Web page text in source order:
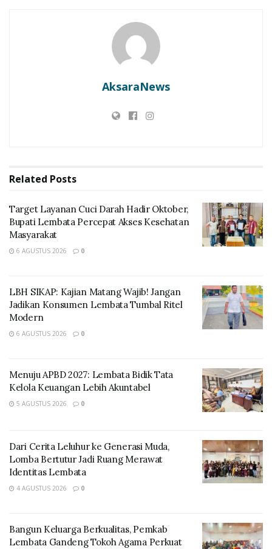
Target Layanan Cuci Darah Hadir Oktober, Bupati
Lembata Percepat Akses Kesehatan Masyarakat
LBH SIKAP: Kajian Matang Wajib! Jangan Jadikan
Konsumen Lembata Tumbal Ritel Modern
CEO PT. Hira Lembata Sejahtera, Alex Tifaona
berdiskusi dengan pak Sekda Lembata dan kami
memutuskan untuk seremoni penanaman malapari ini
dilakukan di Wulen Luo ini dan hari ini kita menanam 50
anakan malapari dan untuk besok 500 anakan yang
Lebih lanjut Alex Tifaona mengatakan bahwa ini
AksaraNews
Related Posts
Target Layanan Cuci Darah Hadir Oktober,
Bupati Lembata Percepat Akses Kesehatan
Masyarakat
6 AGUSTUS 2026 0
LBH SIKAP: Kajian Matang Wajib! Jangan
Jadikan Konsumen Lembata Tumbal Ritel
Modern
6 AGUSTUS 2026 0
Menuju APBD 2027: Lembata Bidik Tata
Kelola Keuangan Lebih Akuntabel
5 AGUSTUS 2026 0
Dari Cerita Leluhur ke Generasi Muda,
Lomba Bertutur Jadi Ruang Merawat
Identitas Lembata
4 AGUSTUS 2026 0
Bangun Keluarga Berkualitas, Pemkab
Lembata Gandeng Tokoh Agama Perkuat